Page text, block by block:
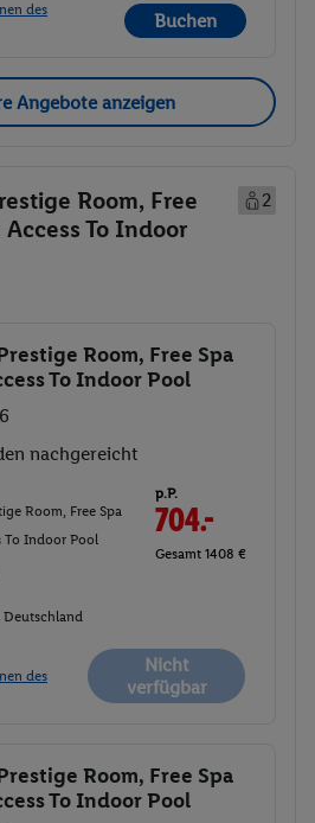
des
Buchen
Angebote anzeigen
Room, Free
Access To Indoor
2
Room, Free Spa
To Indoor Pool
nachgereicht
Room, Free Spa
To Indoor Pool
p.P.
704.-
Gesamt 1408 €
Deutschland
des
Nicht
verfügbar
Room, Free Spa
To Indoor Pool